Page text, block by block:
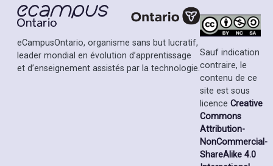
eCampusOntario, organisme sans but lucratif,
leader mondial en évolution d’apprentissage
et d’enseignement assistés par la technologie.
Sauf indication
contraire, le
contenu de ce
site est sous
licence Creative
Commons
Attribution-
NonCommercial-
ShareAlike 4.0